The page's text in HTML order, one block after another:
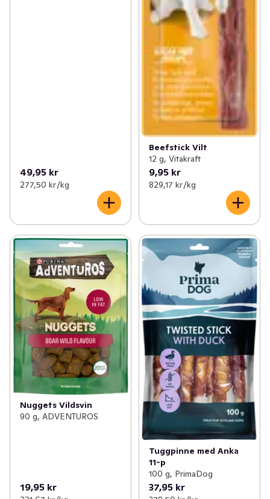
49,95 kr
277,50 kr /kg
Beefstick Vilt
12 g, Vitakraft
9,95 kr
829,17 kr /kg
Nuggets Vildsvin
90 g, ADVENTUROS
19,95 kr
Tuggpinne med Anka
11-p
100 g, PrimaDog
37,95 kr